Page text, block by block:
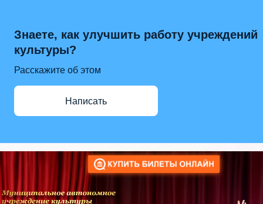
Знаете, как улучшить работу учреждений
культуры?
Расскажите об этом
Написать